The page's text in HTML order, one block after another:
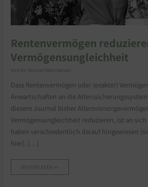
Rentenvermögen
Vermögensungleichheit
Von Dr. Nicolai Hammersen
Dass Rentenvermögen oder (exakter)
Anwartschaften an die
diesem Journal bisher
Vermögensungleichheit reduzieren, ist an
haben verschiedentlich darauf hingewiesen
hier). […]
WEITERLESEN >>